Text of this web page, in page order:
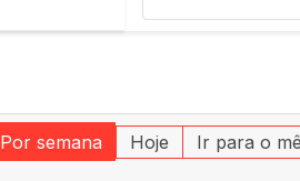
Por semana Hoje Ir para o